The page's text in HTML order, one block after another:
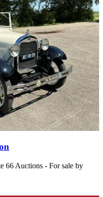
66 Auctions - For sale by